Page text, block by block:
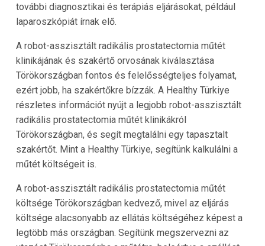
további diagnosztikai és terápiás eljárásokat, például
laparoszkópiát írnak elő.
A robot-asszisztált radikális prostatectomia műtét
klinikájának és szakértő orvosának kiválasztása
Törökországban fontos és felelősségteljes folyamat,
ezért jobb, ha szakértőkre bízzák. A Healthy Türkiye
részletes információt nyújt a legjobb robot-asszisztált
radikális prostatectomia műtét klinikákról
Törökországban, és segít megtalálni egy tapasztalt
szakértőt. Mint a Healthy Türkiye, segítünk kalkulálni a
műtét költségeit is.
A robot-asszisztált radikális prostatectomia műtét
költsége Törökországban kedvező, mivel az eljárás
költsége alacsonyabb az ellátás költségéhez képest a
legtöbb más országban. Segítünk megszervezni az